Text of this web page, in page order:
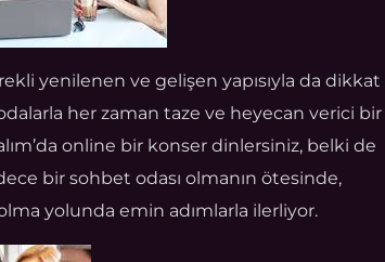
yenilenen ve gelişen yapısıyla da dikkat
her zaman taze ve heyecan verici bir
online bir konser dinlersiniz, belki de
bir sohbet odası olmanın ötesinde,
yolunda emin adımlarla ilerliyor.